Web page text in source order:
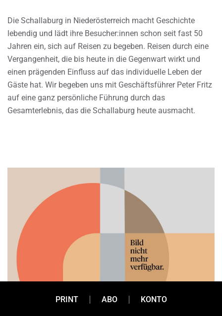
Die Schallaburg in Niederösterreich macht Geschichte
lebendig und lädt ihre Besucher:innen schon seit fast 50
Jahren ein, sich auf Reisen zu begeben. Reisen durch eine
Vergangenheit, die bis heute in die Gegenwart wirkt und
einen prägenden Einfluss auf das individuelle Leben der
Gäste hat. Wir begeben uns mit Geschäftsführer Peter Fritz
auf eine ganz persönliche Führung durch das
Gesamterlebnis, das die Schallaburg heute ausmacht.
PRINT ABO KONTO